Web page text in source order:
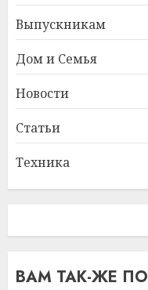
Выпускникам
Дом и Семья
Новости
Статьи
Техника
ВАМ ТАК-ЖЕ